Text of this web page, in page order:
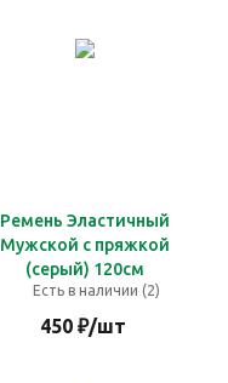
Ремень Эластичный
Мужской с пряжкой
(серый) 120см
Есть в наличии (2)
450₽/шт